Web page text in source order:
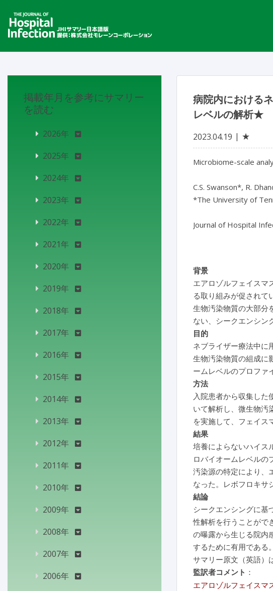
病院内における
レベルの解析★
2023.04.19 ★
Microbiome-scale
C.S. Swanson*, R.
*The University of
Journal of Hospital
背景
エアロゾルフェイスマ
る取り組みが促されて
生物汚染物質の大部分
ない、シークエンシン
目的
ネブライザー療法中に
生物汚染物質の組成に
ームレベルのプロファ
方法
入院患者から収集した
いて解析し、微生物汚
を実施して、フェイス
結果
培養によらないハイス
ロバイオームレベルの
汚染源の特定により、
なった。レボフロキサ
結論
シークエンシングに基
性解析を行うことがで
の曝露から生じる院内
するために有用である。
サマリー原文（英語）
監訳者コメント ：
エアロゾルフェイスマ
掲載年月を参考にサマリー
を読む
2026年
2025年
2024年
2023年
2022年
2021年
2020年
2019年
2018年
2017年
2016年
2015年
2014年
2013年
2012年
2011年
2010年
2009年
2008年
2007年
2006年